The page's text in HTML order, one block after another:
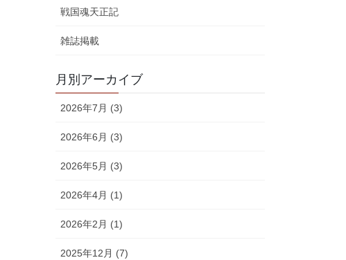
戦国魂天正記
雑誌掲載
月別アーカイブ
2026年7月 (3)
2026年6月 (3)
2026年5月 (3)
2026年4月 (1)
2026年2月 (1)
2025年12月 (7)